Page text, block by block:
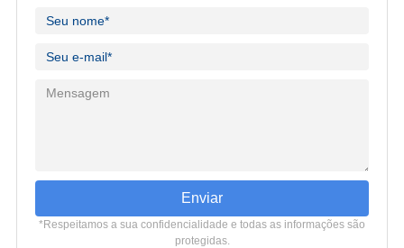
Enviar
*Respeitamos a sua confidencialidade e todas as informações são
protegidas.